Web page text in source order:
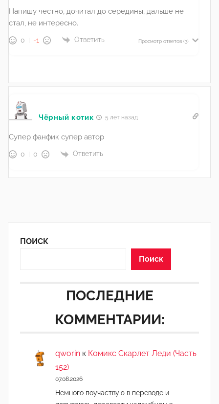
Напишу честно, дочитал до середины, дальше не
стал, не интересно.
0 -1 Ответить Просмотр ответов (3)
Чёрный котик 5 лет назад
Супер фанфик супер автор
0 0 Ответить
ПОИСК
Поиск
ПОСЛЕДНИЕ
КОММЕНТАРИИ:
qworin к Комикс Скарлет Леди (Часть
152)
07.08.2026
Немного поучаствую в переводе и